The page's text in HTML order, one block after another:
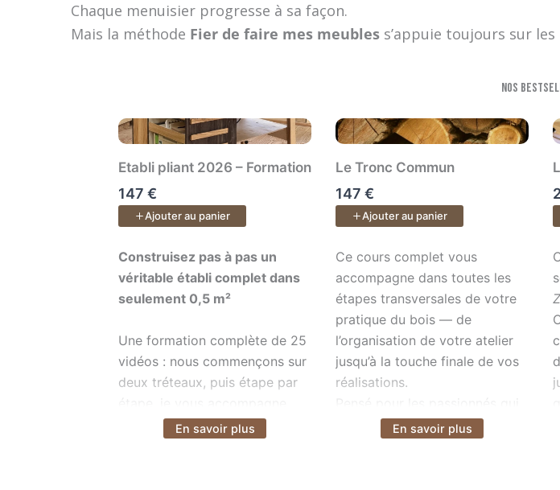
Chaque menuisier progresse à sa façon.
Mais la méthode Fier de faire mes meubles s’appuie toujours sur
Nos
Etabli pliant 2026 – Formation
147 €
Ajouter au panier
Construisez pas à pas un véritable établi complet dans seulement 0,5
Construisez pas à pas un
véritable établi complet dans
seulement 0,5 m²
Une formation complète de 25
vidéos : nous commençons sur
deux tréteaux, puis étape par
étape, je vous accompagne
jusqu’à votre établi pliant
Voir plusEn savoir plus
Le Tronc Commun
147 €
Ajouter au panier
Ce cours complet vous
Ce cours complet vous
accompagne dans toutes les
étapes transversales de votre
pratique du bois — de
l’organisation de votre atelier
jusqu’à la touche finale de vos
réalisations.
Pensé pour les passionnés qui
veulent progresser avec
Voir plusEn savoir plus
Z